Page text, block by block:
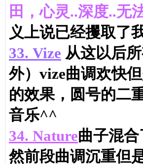
田，心灵..深度..无
义上说已经攫取了
33. Vize 从这以后
外）vize曲调欢快
的效果，圆号的二
音乐^^
34. Nature曲子混
然前段曲调沉重但